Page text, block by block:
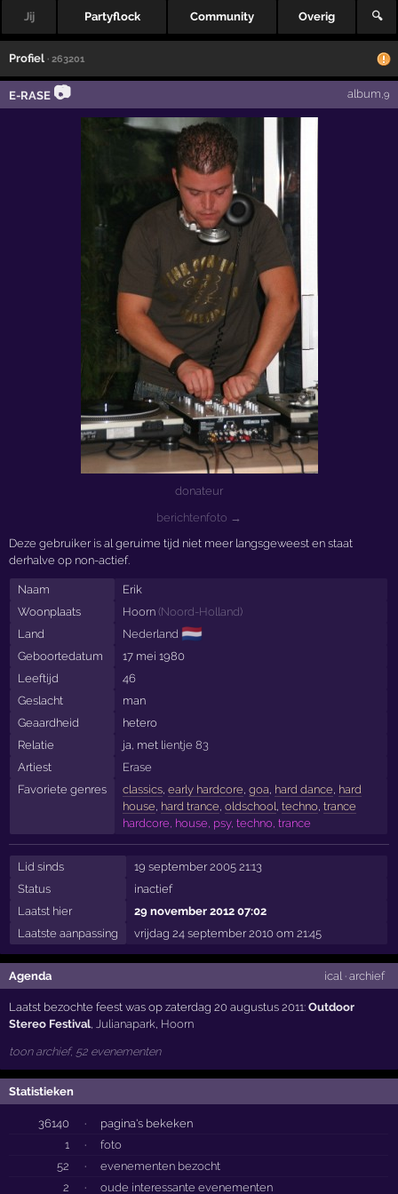
Jij Partyflock Community Overig 🔍
Profiel · 263201
E-RASE 📷 album ,9
donateur
berichtenfoto →
Deze gebruiker is al geruime tijd niet meer langsgeweest en staat
derhalve op non-actief.
Naam
Erik
Woonplaats
Hoorn (Noord-Holland)
Land
Nederland 🇳🇱
Geboortedatum
17 mei 1980
Leeftijd
46
Geslacht
man
Geaardheid
hetero
Relatie
ja, met lientje 83
Artiest
Erase
Favoriete genres
classics, early hardcore, goa, hard dance, hard
house, hard trance, oldschool, techno, trance
hardcore, house, psy, techno, trance
Lid sinds
19 september 2005 21:13
Status
inactief
Laatst hier
29 november 2012 07:02
Laatste aanpassing
vrijdag 24 september 2010 om 21:45
Agenda ical· archief
Laatst bezochte feest was op zaterdag 20 augustus 2011:Outdoor
Stereo Festival
Julianapark Hoorn
toon archief, 52 evenementen
Statistieken
36140 ·
pagina's bekeken
1
·
foto
52
·
evenementen bezocht
2
· oude interessante evenementen